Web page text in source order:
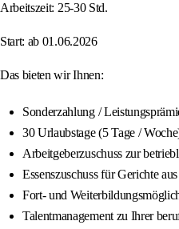
Arbeitszeit: 25-30 Std.
Start: ab 01.06.2026
Das bieten wir Ihnen:
Sonderzahlung /
30 Urlaubstage (5 Tage /
Arbeitgeberzuschuss zur
Essenszuschuss für Gerichte
Fort- und
Talentmanagement zu Ihrer